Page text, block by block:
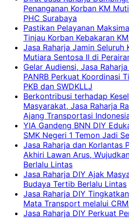
Penanganan Korban KM
PHC Surabaya
Pastikan Pelayanan
Tinjau Korban Kebakaran
Jasa Raharja Jamin Seluruh
Mutiara Sentosa II di
Gelar Audiensi, Jasa
PANRB Perkuat Koordinasi
PKB dan SWDKLLJ
Berkontribusi terhadap
Masyarakat, Jasa Raharja
Ajang Transportasi
YIA Gandeng BNN DIY
SMK Negeri 1 Temon Jadi
Jasa Raharja dan Korlantas
Akhiri Lawan Arus,
Berlalu Lintas
Jasa Raharja DIY Ajak
Budaya Tertib Berlalu Lintas
Jasa Raharja DIY
Mata Transport melalui
Jasa Raharja DIY Perkuat